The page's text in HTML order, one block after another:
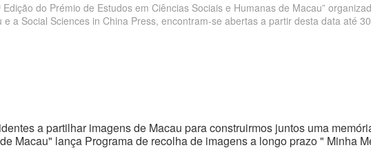
Edição do Prémio de Estudos em Ciências Sociais e Humanas de Macau”
a Social Sciences in China Press, encontram-se abertas a partir desta data até
a partilhar imagens de Macau para construirmos juntos uma
Macau" lança Programa de recolha de imagens a longo prazo " Minha